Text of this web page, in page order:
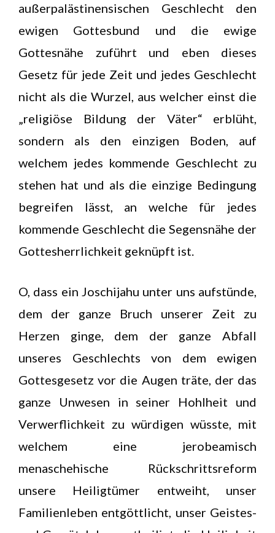
außerpalästinensischen Geschlecht den
ewigen Gottesbund und die ewige
Gottesnähe zuführt und eben dieses
Gesetz für jede Zeit und jedes Geschlecht
nicht als die Wurzel, aus welcher einst die
„religiöse Bildung der Väter“ erblüht,
sondern als den einzigen Boden, auf
welchem jedes kommende Geschlecht zu
stehen hat und als die einzige Bedingung
begreifen lässt, an welche für jedes
kommende Geschlecht die Segensnähe der
Gottesherrlichkeit geknüpft ist.
O, dass ein Joschijahu unter uns aufstünde,
dem der ganze Bruch unserer Zeit zu
Herzen ginge, dem der ganze Abfall
unseres Geschlechts von dem ewigen
Gottesgesetz vor die Augen träte, der das
ganze Unwesen in seiner Hohlheit und
Verwerflichkeit zu würdigen wüsste, mit
welchem eine jerobeamisch
menaschehische Rückschrittsreform
unsere Heiligtümer entweiht, unser
Familienleben entgöttlicht, unser Geistes-